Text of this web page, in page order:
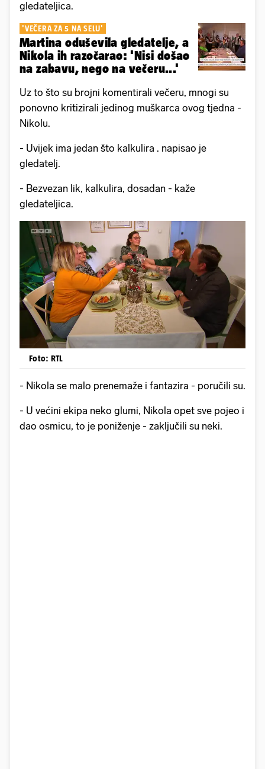
gledateljica.
'VEČERA ZA 5 NA SELU'
Martina oduševila gledatelje, a
Nikola ih razočarao: 'Nisi došao
na zabavu, nego na večeru...'
Uz to što su brojni komentirali večeru, mnogi su
ponovno kritizirali jedinog muškarca ovog tjedna -
Nikolu.
- Uvijek ima jedan što kalkulira . napisao je
gledatelj.
- Bezvezan lik, kalkulira, dosadan - kaže
gledateljica.
Foto: RTL
- Nikola se malo prenemaže i fantazira - poručili su.
- U većini ekipa neko glumi, Nikola opet sve pojeo i
dao osmicu, to je poniženje - zaključili su neki.